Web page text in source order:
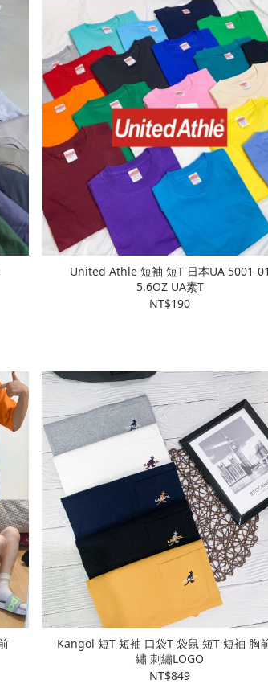
United Athle 短袖 短T 日本UA 5001-01
5.6OZ UA素T
NT$190
Kangol 短T 短袖 口袋T 袋鼠 短T 短袖 胸前刺
繡 刺繡LOGO
NT$849